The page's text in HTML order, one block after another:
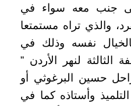
جنب معه سواء في
والذي تراه مستمتعا
بالخيال نفسه وذلك في
الثالثة لنهر الأردن ”
حسين البرغوثي أو
وأستاذه كما في